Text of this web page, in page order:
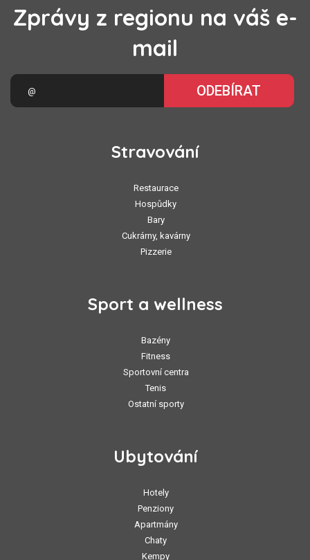
Zprávy z regionu na váš e-
mail
ODEBÍRAT
Stravování
Restaurace
Hospůdky
Bary
Cukrárny, kavárny
Pizzerie
Sport a wellness
Bazény
Fitness
Sportovní centra
Tenis
Ostatní sporty
Ubytování
Hotely
Penziony
Apartmány
Chaty
Kempy